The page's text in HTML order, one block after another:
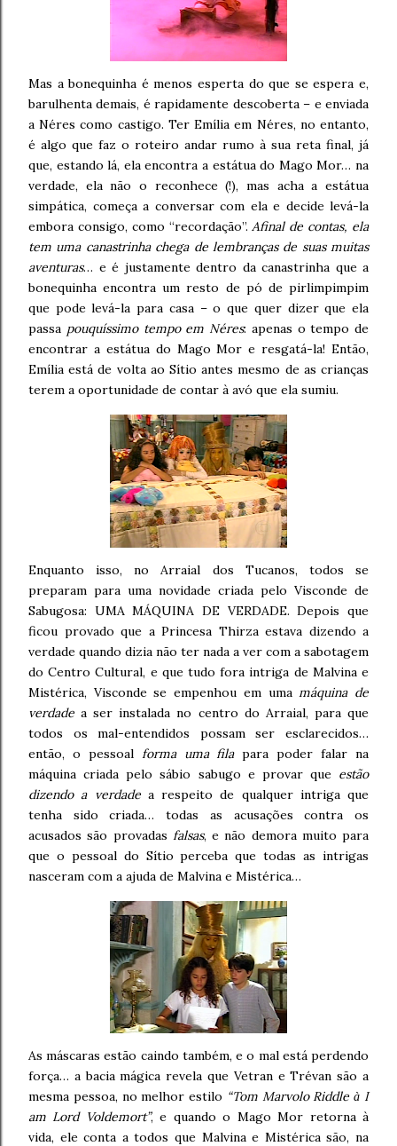
Mas a bonequinha é menos esperta do que se espera e,
barulhenta demais, é rapidamente descoberta – e enviada
a Néres como castigo. Ter Emília em Néres, no entanto,
é algo que faz o roteiro andar rumo à sua reta final, já
que, estando lá, ela encontra a estátua do Mago Mor… na
verdade, ela não o reconhece (!), mas acha a estátua
simpática, começa a conversar com ela e decide levá-la
embora consigo, como “recordação”.Afinal de contas, ela
tem uma canastrinha chega de lembranças de suas muitas
aventuras… e é justamente dentro da canastrinha que a
bonequinha encontra um resto de pó de pirlimpimpim
que pode levá-la para casa – o que quer dizer que ela
passa pouquíssimo tempo em Néres: apenas o tempo de
encontrar a estátua do Mago Mor e resgatá-la! Então,
Emília está de volta ao Sítio antes mesmo de as crianças
terem a oportunidade de contar à avó que ela sumiu.
Enquanto isso, no Arraial dos Tucanos, todos se
preparam para uma novidade criada pelo Visconde de
Sabugosa: UMA MÁQUINA DE VERDADE. Depois que
ficou provado que a Princesa Thirza estava dizendo a
verdade quando dizia não ter nada a ver com a sabotagem
do Centro Cultural, e que tudo fora intriga de Malvina e
Mistérica, Visconde se empenhou em umamáquina de
verdade a ser instalada no centro do Arraial, para que
todos os mal-entendidos possam ser esclarecidos…
então, o pessoal forma uma filapara poder falar na
máquina criada pelo sábio sabugo e provar que estão
dizendo a verdadea respeito de qualquer intriga que
tenha sido criada… todas as acusações contra os
acusados são provadas falsas, e não demora muito para
que o pessoal do Sítio perceba que todas as intrigas
nasceram com a ajuda de Malvina e Mistérica…
As máscaras estão caindo também, e o mal está perdendo
força… a bacia mágica revela que Vetran e Trévan são a
mesma pessoa, no melhor estilo “Tom Marvolo Riddleà I
am Lord Voldemort”, e quando o Mago Mor retorna à
vida, ele conta a todos que Malvina e Mistérica são, na